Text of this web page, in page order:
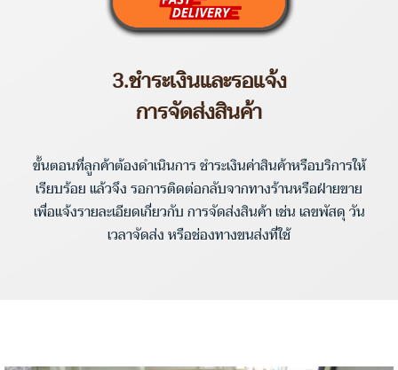
3.ชำระเงินและรอแจ้ง
การจัดส่งสินค้า
ขั้นตอนที่ลูกค้าต้องดำเนินการ ชำระเงินค่าสินค้าหรือบริการให้
เรียบร้อย แล้วจึง รอการติดต่อกลับจากทางร้านหรือฝ่ายขาย
เพื่อแจ้งรายละเอียดเกี่ยวกับ การจัดส่งสินค้า เช่น เลขพัสดุ วัน
เวลาจัดส่ง หรือช่องทางขนส่งที่ใช้